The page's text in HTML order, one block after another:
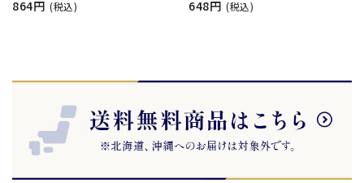
864円 (税込)
648円 (税込)